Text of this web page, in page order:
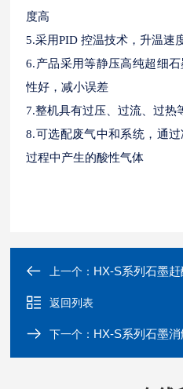
度高
5.采用PID 控温技术，升温速
6.产品采用等静压高纯超细
性好，减小误差
7.整机具有过压、过流、过热
8.可选配废气中和系统，通
过程中产生的酸性气体
上一个： HX-S系列石墨
返回列表
下一个： HX-S系列石墨